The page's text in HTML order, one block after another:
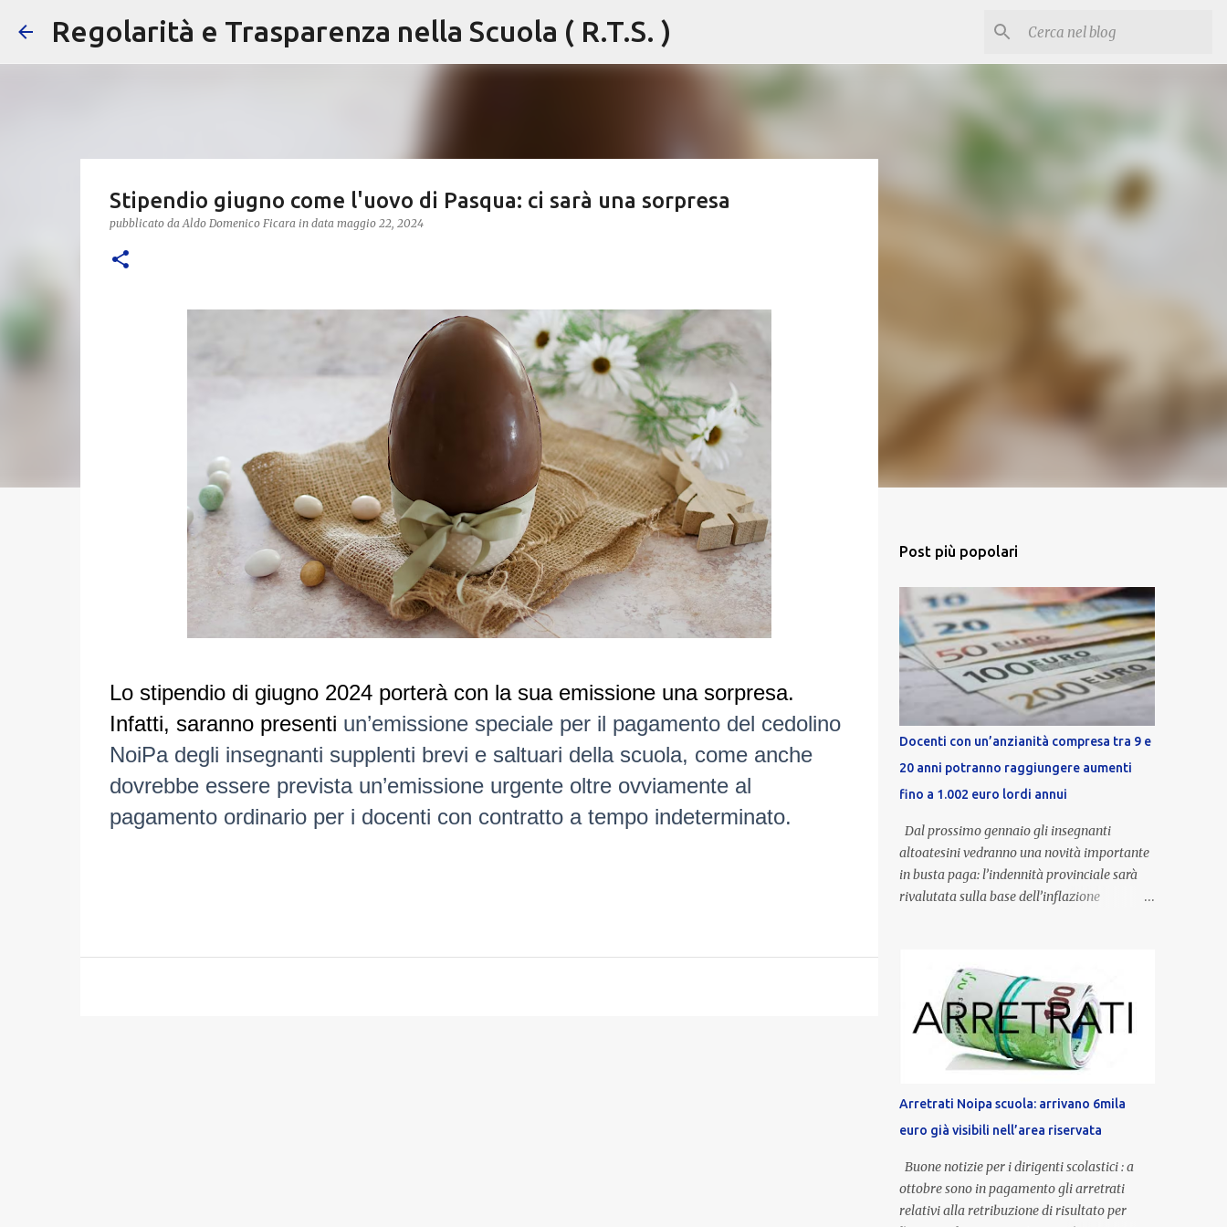
Passa ai contenuti principali
Regolarità e Trasparenza nella Scuola ( R.T.S. )
Stipendio giugno come l'uovo di Pasqua: ci sarà una sorpresa
pubblicato daAldo Domenico Ficara in data maggio 22, 2024
Lo stipendio di giugno 2024 porterà con la sua emissione una sorpresa.
Infatti, saranno presenti un’emissione specialeper il pagamento del cedolino
NoiPa degli insegnanti supplenti brevi e saltuari della scuola, come anche
dovrebbe essere prevista un’emissione urgenteoltre ovviamente al
pagamento ordinario per i docenti con contratto a tempo indeterminato.
Post più popolari
Docenti con un’anzianità compresa tra 9 e
20 anni potranno raggiungere aumenti
fino a 1.002 euro lordi annui
Dal prossimo gennaio gli insegnanti
altoatesini vedranno una novità importante
in busta paga: l’indennità provinciale sarà
rivalutata sulla base dell’inflazione
un’anzianità compresa tra 9 e 20 anni
potranno raggiungere fino a 1.002 euro lordi
annui. Il nuovo contratto provinciale
introduce inoltre un congedo speciale
dedicato alle donne vittime di violenza di
genere, in linea con la normativa nazionale e
con l’obiettivo di offrire maggiore tutela e
supporto in situazioni delicate. L’indennità
provinciale per i docenti è un unicum in
Italia: si tratta di una misura esclusiva della
Provincia autonoma di Bolzano, che integra
Arretrati Noipa scuola: arrivano 6mila
euro già visibili nell’area riservata
Buone notizie per i dirigenti scolastici : a
ottobre sono in pagamento gli arretrati
relativi alla retribuzione di risultato per